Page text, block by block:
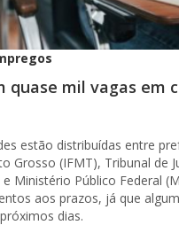
quase mil vagas em
estão distribuídas entre
Grosso (IFMT), Tribunal de
e Ministério Público Federal
aos prazos, já que
dias.